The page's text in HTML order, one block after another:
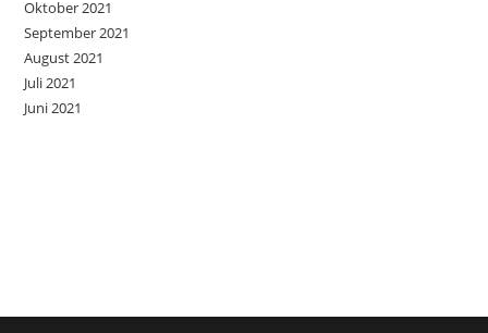
Oktober 2021
September 2021
August 2021
Juli 2021
Juni 2021